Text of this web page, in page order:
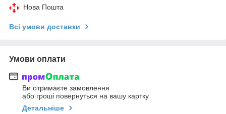
Нова Пошта
Всі умови доставки
Умови оплати
Ви отримаєте замовлення
або гроші повернуться на вашу картку
Детальніше